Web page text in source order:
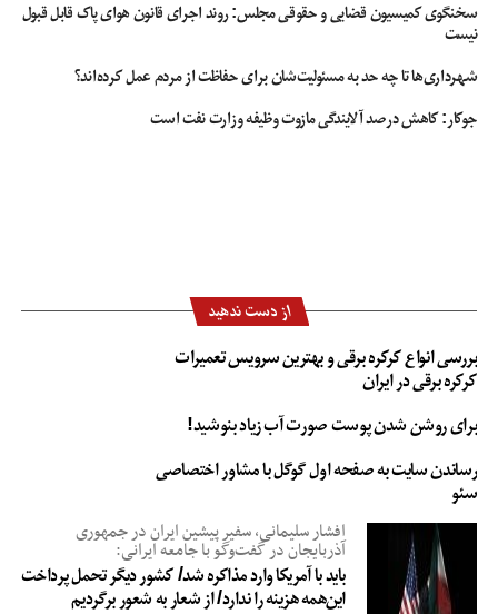
سخنگوی کمیسیون قضایی و حقوقی مجلس: روند اجرای قانون هوای پاک قابل قبول
نیست
شهرداری‌ها تا چه حد به مسئولیت‌شان برای حفاظت از مردم عمل کرده‌اند؟
جوکار: کاهش درصد آلایندگی مازوت وظیفه وزارت نفت است
از دست ندهید
بررسی انواع کرکره برقی و بهترین سرویس تعمیرات
کرکره برقی در ایران
برای روشن شدن پوست صورت آب زیاد بنوشید!
رساندن سایت به صفحه اول گوگل با مشاور اختصاصی
سئو
افشار سلیمانی، سفیر پیشین ایران در جمهوری
آذربایجان در گفت‌وگو با جامعه ایرانی:
باید با آمریکا وارد مذاکره شد/ کشور دیگر تحمل پرداخت
این‌همه هزینه را ندارد/ از شعار به شعور برگردیم